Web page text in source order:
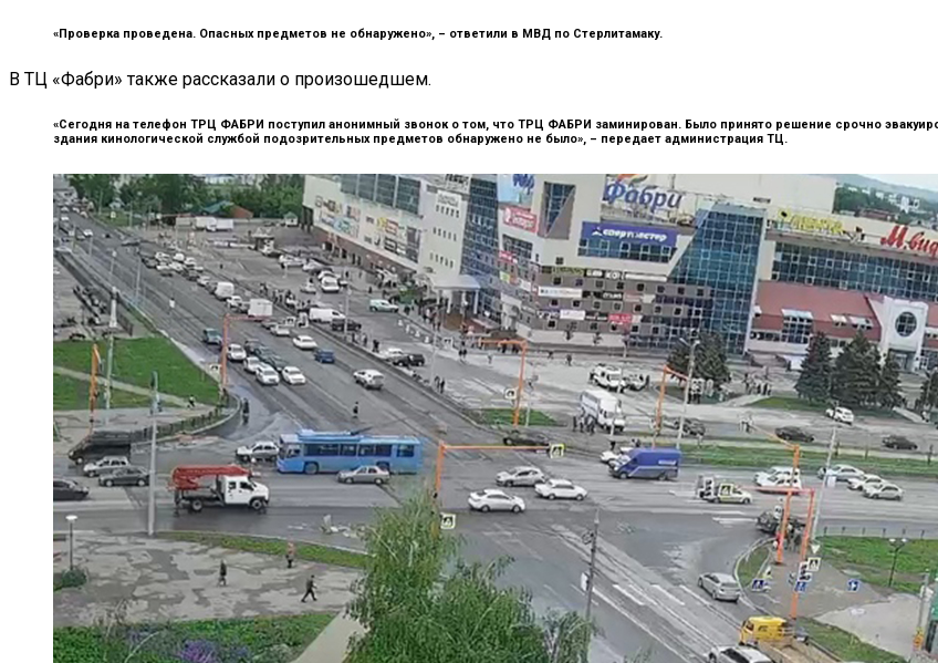
«Проверка проведена. Опасных предметов не обнаружено», – ответили в МВД по Стерлитамаку.
В ТЦ «Фабри» также рассказали о произошедшем.
«Сегодня на телефон ТРЦ ФАБРИ поступил анонимный звонок о том, что ТРЦ ФАБРИ заминирован. Было принято решение срочно
здания кинологической службой подозрительных предметов обнаружено не было», – передает администрация ТЦ.